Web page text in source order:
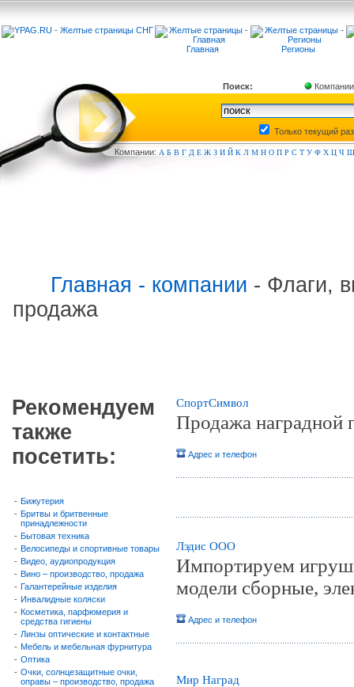
Главная Регионы
Поиск: Компании
Только текущий
Компании: А Б В Г Д Е Ж З И Й К Л М Н О П Р С Т У Ф Х Ц Ч Ш
Главная - компании - Флаги,
продажа
Рекомендуем
также
посетить:
- Бижутерия
- Бритвы и бритвенные
принадлежности
- Бытовая техника
- Велосипеды и спортивные товары
- Видео, аудиопродукция
- Вино – производство, продажа
- Галантерейные изделия
- Инвалидные коляски
- Косметика, парфюмерия и
средства гигиены
- Линзы оптические и контактные
- Мебель и мебельная фурнитура
- Оптика
- Очки, солнцезащитные очки,
оправы – производство, продажа
СпортСимвол
Продажа наградной
Адрес и телефон
Лэдис ООО
Импортируем
модели сборные,
Адрес и телефон
Мир Наград